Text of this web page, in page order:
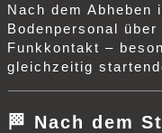
Nach dem Abheben
Bodenpersonal
Funkkontakt –
gleichzeitig
🏁 Nach dem